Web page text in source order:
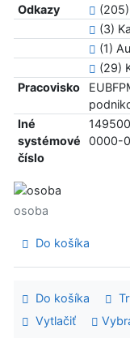
Odkazy
(3)
(1)
(29)
Pracovisko
Iné
systémové
číslo
0000-
osoba
Do košíka
Do košíka
Vytlačiť